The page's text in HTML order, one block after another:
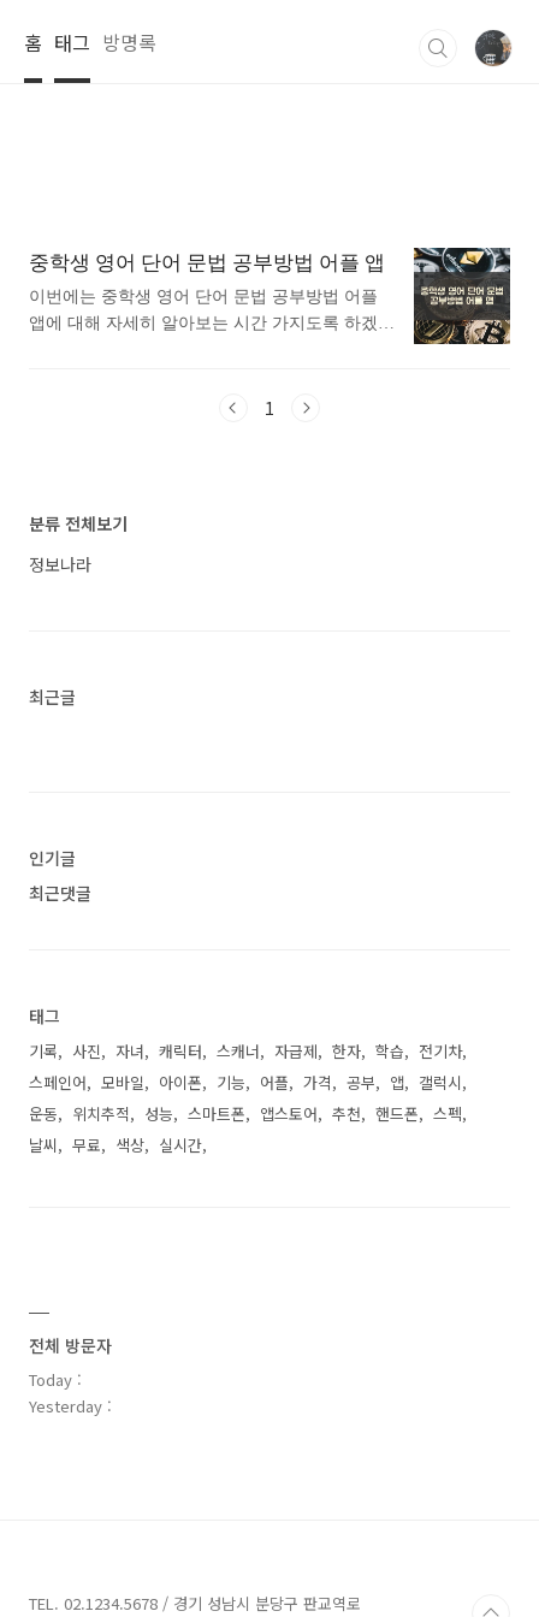
홈 태그 방명록
중학생 영어 단어 문법 공부방법 어플 앱
이번에는 중학생 영어 단어 문법 공부방법 어플
앱에 대해 자세히 알아보는 시간 가지도록 하겠습
드립니다. 아래는 구글플레이스토어에서 중학생
화, 스피킹, 인강 어플 소개 1) 암기고래 - 말해주
는 단어장, 영어회화, 스피킹, 인강 어플 소개 이
1
분류 전체보기
정보나라
최근글
인기글
최근댓글
태그
기록 사진 자녀 캐릭터 스캐너 자급제 한자 학습
전기차
스페인어
모바일 아이폰 기능 어플 가격 공부 앱
갤럭시
운동
위치추적 성능 스마트폰 앱스토어 추천 핸드폰
스펙
날씨
무료 색상 실시간
전체 방문자
Today :
Yesterday :
TEL. 02.1234.5678 / 경기 성남시 분당구 판교역로